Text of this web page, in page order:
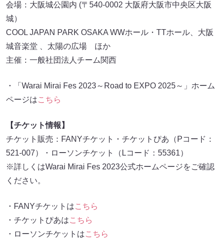
会場：大阪城公園内 (〒540-0002 大阪府大阪市中央区大阪
城）
COOL JAPAN PARK OSAKA WWホール・TTホール、大阪
城音楽堂 、太陽の広場 ほか
主催：一般社団法人チーム関西
・「Warai Mirai Fes 2023～Road to EXPO 2025～」ホーム
ページはこちら
【チケット情報】
チケット販売：FANYチケット・チケットぴあ（Pコード：
521-007）・ローソンチケット（Lコード：55361）
※詳しくはWarai Mirai Fes 2023公式ホームページをご確認
ください。
・FANYチケットはこちら
・チケットぴあはこちら
・ローソンチケットはこちら